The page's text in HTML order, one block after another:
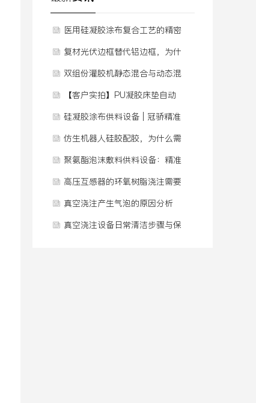
医用硅凝胶涂布复合工艺的精密
供料技术
复材光伏边框替代铝边框，为什
么越来越多人选择它
双组份灌胶机静态混合与动态混
合的区别
【客户实拍】PU凝胶床垫自动
灌胶，如何用自动化根治“厚薄
病”？
硅凝胶涂布供料设备 | 冠骄精准
配比连续供料系统
仿生机器人硅胶配胶，为什么需
要一套专门的供料系统？
聚氨酯泡沫敷料供料设备：精准
温控与计量方案
高压互感器的环氧树脂浇注需要
在真空条件下完成吗
真空浇注产生气泡的原因分析
真空浇注设备日常清洁步骤与保